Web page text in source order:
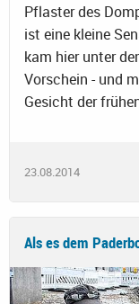
Pflaster des
ist eine kleine
kam hier unter
Vorschein - und
Gesicht der
23.08.2014
Als es dem